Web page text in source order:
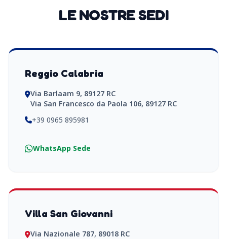
LE NOSTRE SEDI
Reggio Calabria
Via Barlaam 9, 89127 RC
Via San Francesco da Paola 106, 89127 RC
+39 0965 895981
WhatsApp Sede
Villa San Giovanni
Via Nazionale 787, 89018 RC